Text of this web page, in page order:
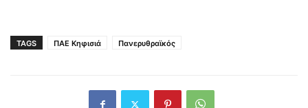
TAGS ΠΑΕ Κηφισιά Πανερυθραϊκός